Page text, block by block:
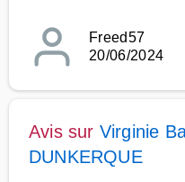
Freed57
20/06/2024
Avis sur Virginie
DUNKERQUE